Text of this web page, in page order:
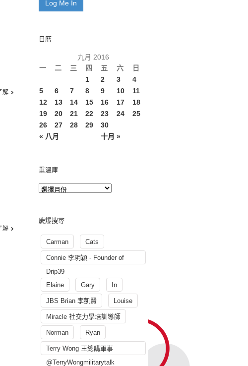
解
解
日曆
九月 2016
一
二 三 四 五 六 日
« 八月 十月 »
1 2 3
4
5
6 7 8 9 10
11
12
13 14 15 16 17
18
19
20 21 22 23 24
25
26
27 28 29 30
重溫庫
慶爆搜尋
Carman Cats
Connie 李玥穎 - Founder of
Drip39
Elaine
Gary In
JBS Brian 李凱賢 Louise
Miracle 社交力學培訓導師
Norman Ryan
Terry Wong 王總講軍事
@TerryWongmilitarytalk